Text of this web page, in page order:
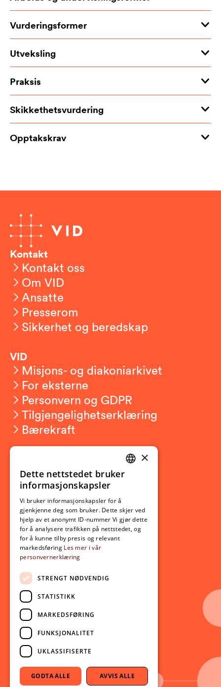
Vurderingsformer
Utveksling
Praksis
Skikkethetsvurdering
Opptakskrav
Kontakt
Kontakt oss
Om VID
Ansatte
Presserom
Sikkerhet og beredskap
VID
Misjons- og diakoniarkivet
For eksterne
Personvern og GDPR
Tilgjengelighetserklæring
Bærekraft
Ny student
Utveksling
Opptak
Lov- og regelverk
Aktuelt
Nyheter
Arrangementer
Nyhetsbrev
Ledige stillinger
Følg oss på sosiale medier:
Facebook
Instagram
Youtube
LinkedIn
NORWEGIAN
×
Dette nettstedet bruker
informasjonskapsler
Vi bruker informasjonskapsler for å
gjenkjenne deg som bruker. Dette skjer ved
hjelp av et anonymt ID-nummer Vi gjør dette
for å analysere trafikken på nettstedet, og
for å kunne tilby presis og relevant
markedsføring Les mer i vår
personvernerklæring
STRENGT NØDVENDIG
STATISTIKK
MARKEDSFØRING
FUNKSJONALITET
UKLASSIFISERTE
GODTA ALLE AVVIS ALLE